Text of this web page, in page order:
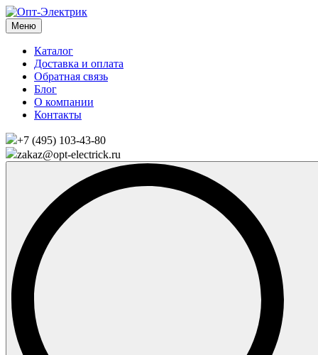
Меню
Каталог
Доставка и оплата
Обратная связь
Блог
О компании
Контакты
+7 (495) 103-43-80
zakaz@opt-electrick.ru